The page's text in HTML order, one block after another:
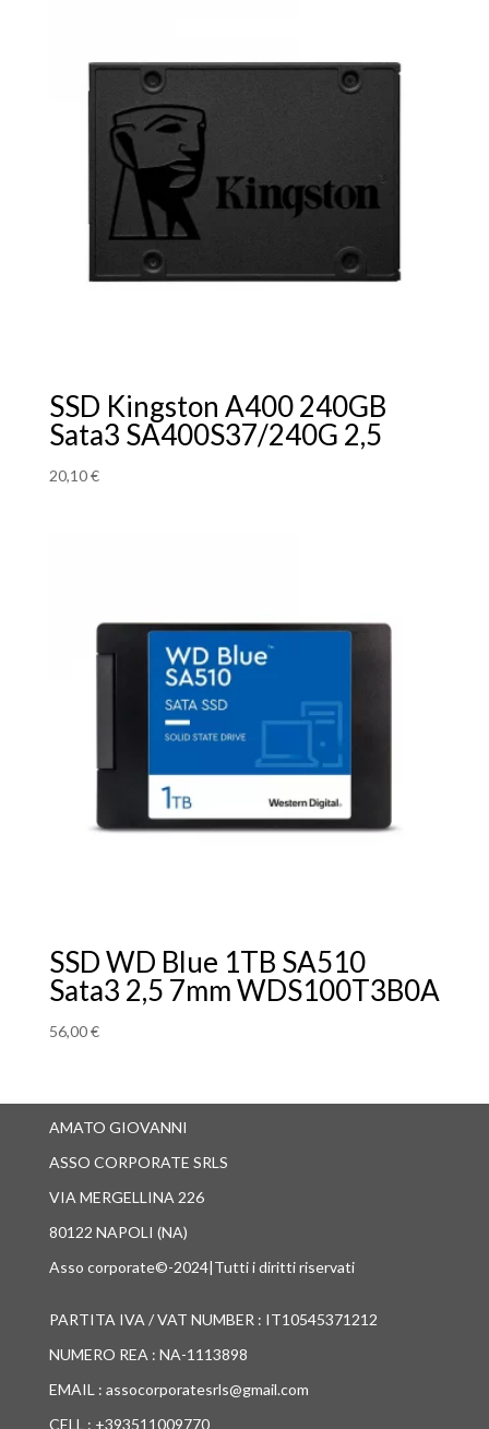
SSD Kingston A400 240GB
Sata3 SA400S37/240G 2,5
20,10€
SSD WD Blue 1TB SA510
Sata3 2,5 7mm WDS100T3B0A
56,00€
AMATO GIOVANNI
ASSO CORPORATE SRLS
VIA MERGELLINA 226
80122 NAPOLI (NA)
Asso corporate©-2024|Tutti i diritti riservati
PARTITA IVA / VAT NUMBER : IT10545371212
NUMERO REA : NA-1113898
EMAIL : assocorporatesrls@gmail.com
CELL : +393511009770